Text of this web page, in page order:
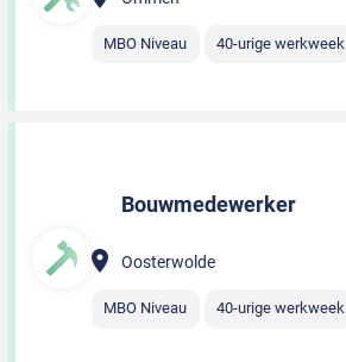
MBO Niveau 40-urige werkweek
Bouwmedewerker
Oosterwolde
MBO Niveau 40-urige werkweek